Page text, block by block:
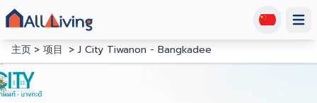
主页
项目 J City Tiwanon - Bangkadee